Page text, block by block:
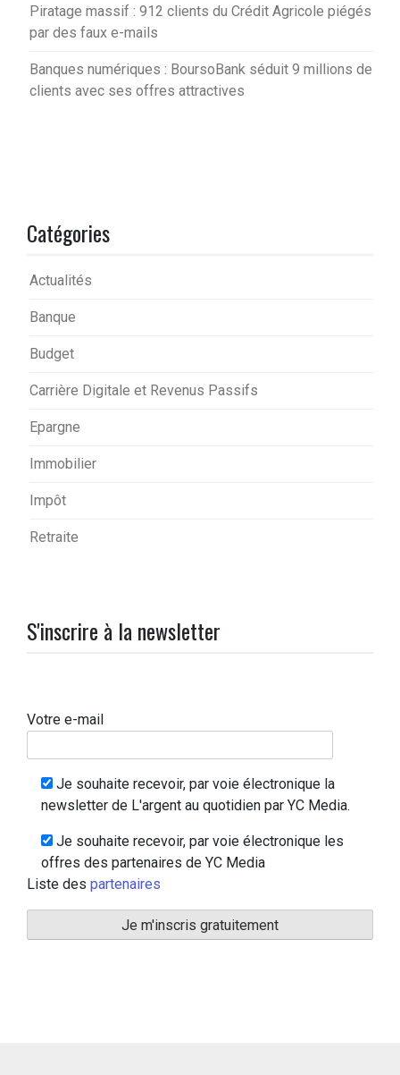
Piratage massif : 912 clients du Crédit Agricole piégés
par des faux e-mails
Banques numériques : BoursoBank séduit 9 millions de
clients avec ses offres attractives
Catégories
Actualités
Banque
Budget
Carrière Digitale et Revenus Passifs
Epargne
Immobilier
Impôt
Retraite
S'inscrire à la newsletter
Votre e-mail
Je souhaite recevoir, par voie électronique la
newsletter de L'argent au quotidien par YC Media.
Je souhaite recevoir, par voie électronique les
offres des partenaires de YC Media
Liste des partenaires